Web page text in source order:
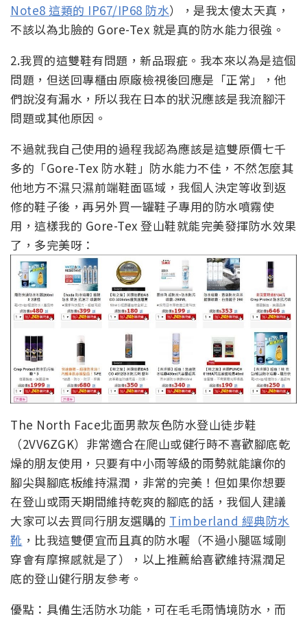
Note8 這類的 IP67/IP68 防水），是我太傻太天真，
不該以為北臉的 Gore-Tex 就是真的防水能力很強。
2.我買的這雙鞋有問題，新品瑕疵。我本來以為是這個
問題，但送回專櫃由原廠檢視後回應是「正常」，他
們說沒有漏水，所以我在日本的狀況應該是我流腳汗
問題或其他原因。
不過就我自己使用的過程我認為應該是這雙原價七千
多的「Gore-Tex 防水鞋」防水能力不佳，不然怎麼其
他地方不濕只濕前端鞋面區域，我個人決定等收到返
修的鞋子後，再另外買一罐鞋子專用的防水噴霧使
用，這樣我的 Gore-Tex 登山鞋就能完美發揮防水效果
了，多完美呀：
The North Face北面男款灰色防水登山徒步鞋
（2VV6ZGK）非常適合在爬山或健行時不喜歡腳底乾
燥的朋友使用，只要有中小雨等級的雨勢就能讓你的
腳尖與腳底板維持濕潤，非常的完美！但如果你想要
在登山或雨天期間維持乾爽的腳底的話，我個人建議
大家可以去買同行朋友選購的 Timberland 經典防水
靴 ，比我這雙便宜而且真的防水喔（不過小腿區域剛
穿會有摩擦感就是了），以上推薦給喜歡維持濕潤足
底的登山健行朋友參考。
優點：具備生活防水功能，可在毛毛雨情境防水，而